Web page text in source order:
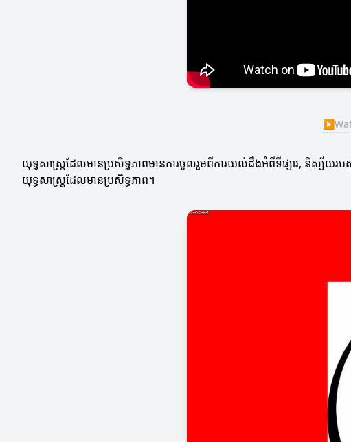
▶
យុទ្ធសាស្ត្រ​ដែលមានប្រសិទ្ធភាពមានការចូលរួមពីការយល់ដឹងអំពីទីផ្សារ, និស្ស័យរបស់
យុទ្ធសាស្ត្រ​ដែលមានប្រសិទ្ធភាព។